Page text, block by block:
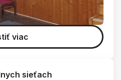
viac
sieťach